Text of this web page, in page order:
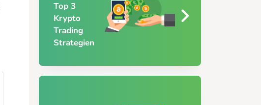
Top 3
Krypto
Trading
Strategien